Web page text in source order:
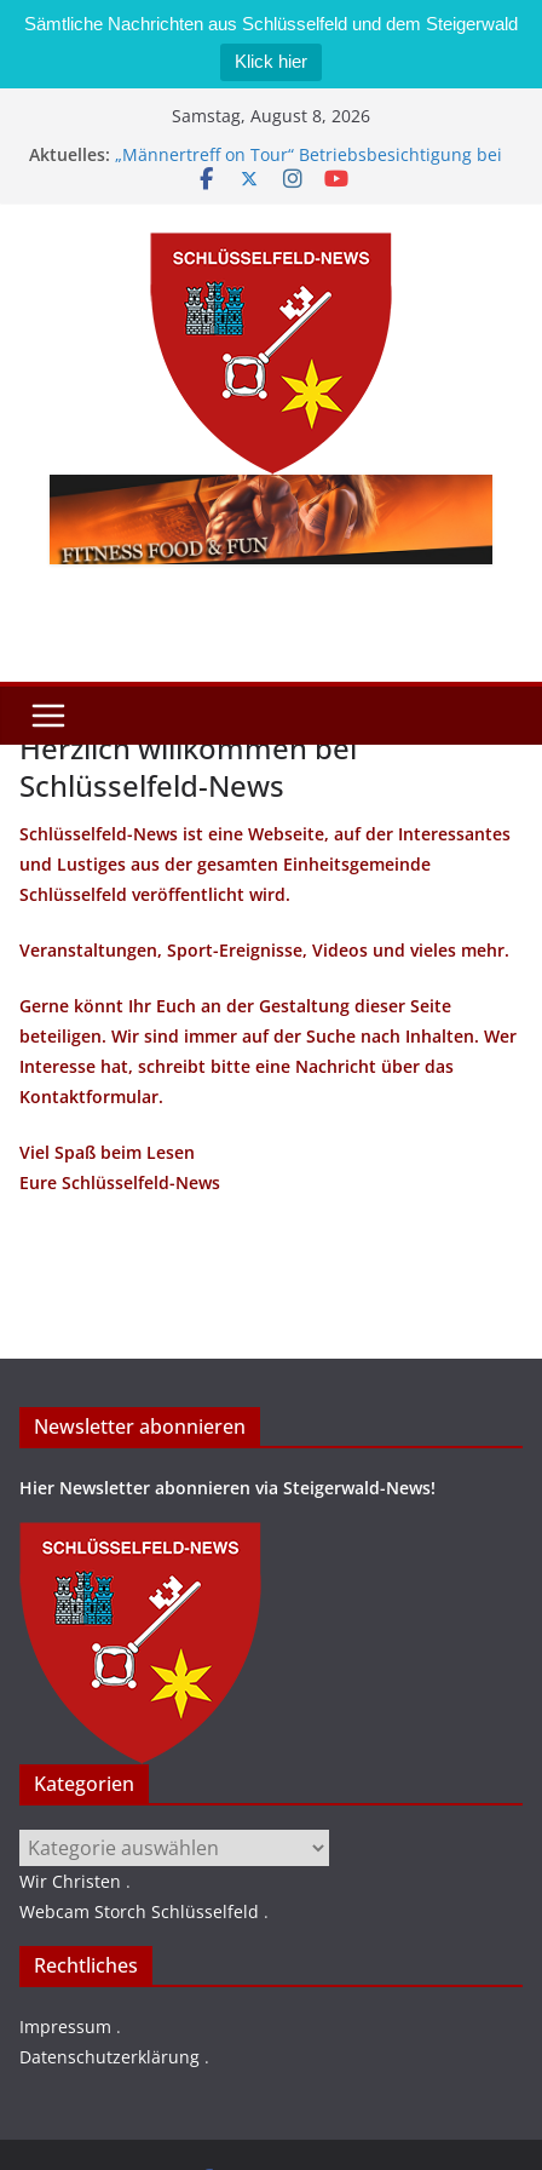
Sämtliche Nachrichten aus Schlüsselfeld und dem Steigerwald
Klick hier
Samstag, August 8, 2026
Aktuelles: „Männertreff on Tour“ Betriebsbesichtigung bei
der Schreinerei Zimmermann GmbH
Brand in Sägewerk in Bernroth schnell unter
Kontrolle
Stadt Schlüsselfeld bietet Online-Anmeldung für
Kindergartenplätze an
Dieseldiebstahl im Wert von 600 Euro
Herzlich willkommen bei
Schlüsselfeld-News
Schlüsselfeld-News ist eine Webseite, auf der Interessantes
und Lustiges aus der gesamten Einheitsgemeinde
Schlüsselfeld veröffentlicht wird.
Veranstaltungen, Sport-Ereignisse, Videos und vieles mehr.
Gerne könnt Ihr Euch an der Gestaltung dieser Seite
beteiligen. Wir sind immer auf der Suche nach Inhalten. Wer
Interesse hat, schreibt bitte eine Nachricht über das
Kontaktformular.
Viel Spaß beim Lesen
Eure Schlüsselfeld-News
Newsletter abonnieren
Hier Newsletter abonnieren via Steigerwald-News!
Kategorien
Kategorien
Wir Christen .
Webcam Storch Schlüsselfeld .
Rechtliches
Impressum .
Datenschutzerklärung .